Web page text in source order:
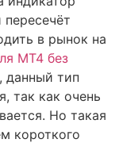
в рынок на
МТ4 без
данный тип
так как очень
Но такая
короткого